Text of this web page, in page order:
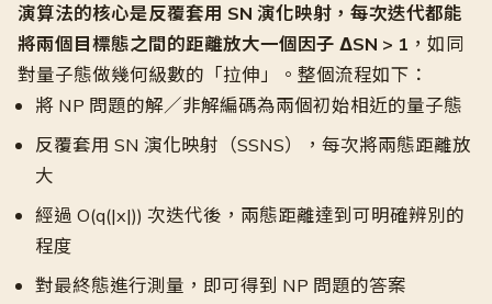
演算法的核心是反覆套用 SN 演化映射，每次迭代都能
將兩個目標態之間的距離放大一個因子 ΔSN > 1 ，如同
對量子態做幾何級數的「拉伸」。整個流程如下：
將 NP 問題的解／非解編碼為兩個初始相近的量子態
反覆套用 SN 演化映射（SSNS），每次將兩態距離放
大
經過 O(q(|x|)) 次迭代後，兩態距離達到可明確辨別的
程度
對最終態進行測量，即可得到 NP 問題的答案